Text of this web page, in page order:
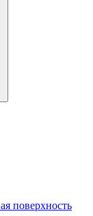
поверхность